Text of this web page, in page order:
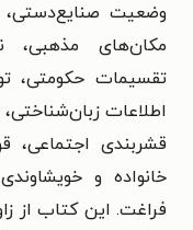
وضعیت صنایع‌دستی،
مکان‌های مذهبی،
تقسیمات حکومتی،
اطلاعات
قشربندی اجتماعی،
خانواده و
فراغت. این کتاب از